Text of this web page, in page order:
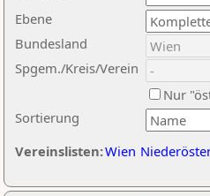
Ebene
Sortierung
Bundesland
Spgem./Kreis/Verein
Nur
Vereinslisten:Wien